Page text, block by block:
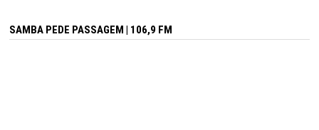
SAMBA PEDE PASSAGEM | 106,9 FM